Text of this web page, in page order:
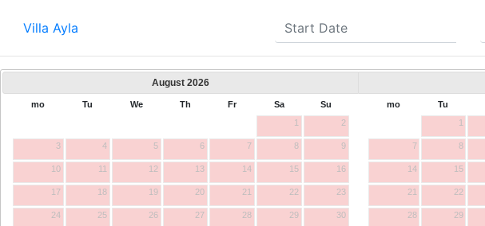
Villa Ayla
August 2026
mo Tu We Th Fr Sa
Su
1
2
3 4 5 6 7 8 9
10 11 12 13 14 15 16
17 18 19 20 21 22 23
24 25 26 27 28 29 30
mo Tu
1
7 8
14 15
21 22
28 29